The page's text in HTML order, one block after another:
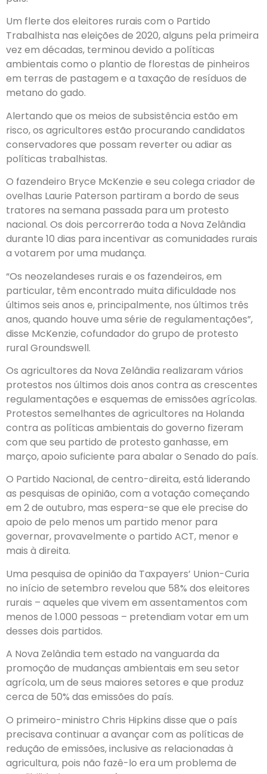
Um flerte dos eleitores rurais com o Partido
Trabalhista nas eleições de 2020, alguns pela primeira
vez em décadas, terminou devido a políticas
ambientais como o plantio de florestas de pinheiros
em terras de pastagem e a taxação de resíduos de
metano do gado.
Alertando que os meios de subsistência estão em
risco, os agricultores estão procurando candidatos
conservadores que possam reverter ou adiar as
políticas trabalhistas.
O fazendeiro Bryce McKenzie e seu colega criador de
ovelhas Laurie Paterson partiram a bordo de seus
tratores na semana passada para um protesto
nacional. Os dois percorrerão toda a Nova Zelândia
durante 10 dias para incentivar as comunidades rurais
a votarem por uma mudança.
“Os neozelandeses rurais e os fazendeiros, em
particular, têm encontrado muita dificuldade nos
últimos seis anos e, principalmente, nos últimos três
anos, quando houve uma série de regulamentações”,
disse McKenzie, cofundador do grupo de protesto
rural Groundswell.
Os agricultores da Nova Zelândia realizaram vários
protestos nos últimos dois anos contra as crescentes
regulamentações e esquemas de emissões agrícolas.
Protestos semelhantes de agricultores na Holanda
contra as políticas ambientais do governo fizeram
com que seu partido de protesto ganhasse, em
março, apoio suficiente para abalar o Senado do país.
O Partido Nacional, de centro-direita, está liderando
as pesquisas de opinião, com a votação começando
em 2 de outubro, mas espera-se que ele precise do
apoio de pelo menos um partido menor para
governar, provavelmente o partido ACT, menor e
mais à direita.
Uma pesquisa de opinião da Taxpayers’ Union-Curia
no início de setembro revelou que 58% dos eleitores
rurais – aqueles que vivem em assentamentos com
menos de 1.000 pessoas – pretendiam votar em um
desses dois partidos.
A Nova Zelândia tem estado na vanguarda da
promoção de mudanças ambientais em seu setor
agrícola, um de seus maiores setores e que produz
cerca de 50% das emissões do país.
O primeiro-ministro Chris Hipkins disse que o país
precisava continuar a avançar com as políticas de
redução de emissões, inclusive as relacionadas à
agricultura, pois não fazê-lo era um problema de